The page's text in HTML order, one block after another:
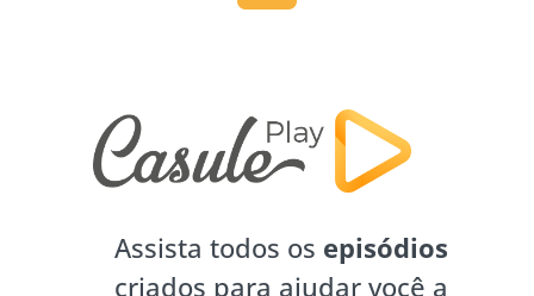
Assista todos os episódios
criados para ajudar você a